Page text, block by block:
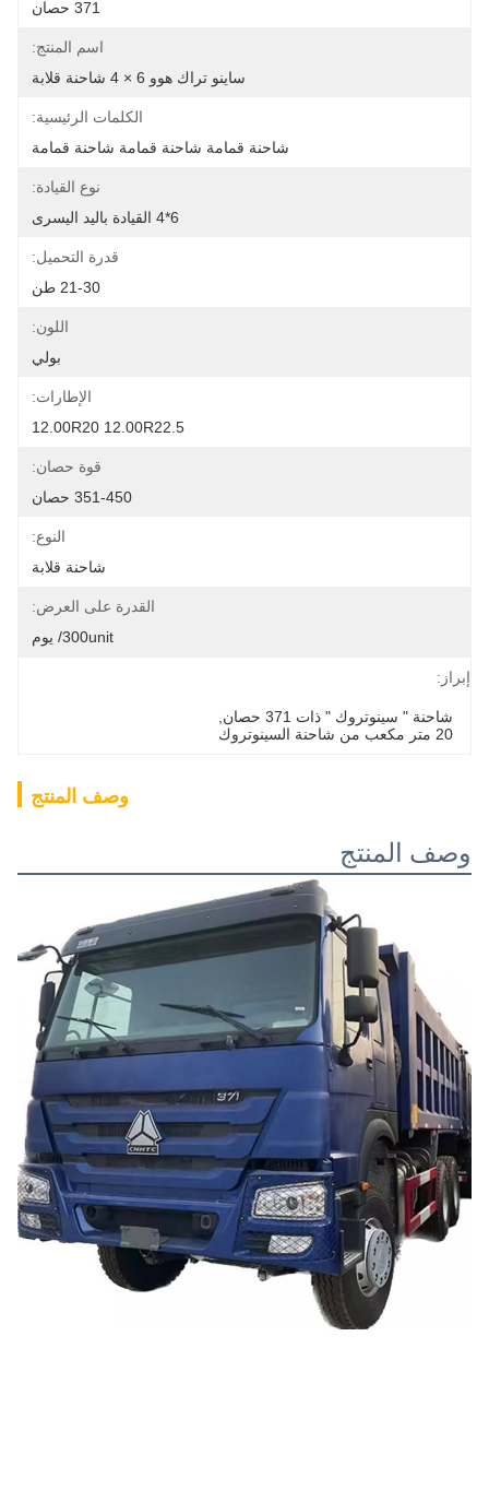
371 حصان
اسم المنتج:
ساينو تراك هوو 6 × 4 شاحنة قلابة
الكلمات الرئيسية:
شاحنة قمامة شاحنة قمامة شاحنة قمامة
نوع القيادة:
6*4 القيادة باليد اليسرى
قدرة التحميل:
21-30 طن
اللون:
بولي
الإطارات:
12.00R20 12.00R22.5
قوة حصان:
351-450 حصان
النوع:
شاحنة قلابة
القدرة على العرض:
300unit/ يوم
إبراز:
شاحنة " سينوتروك " ذات 371 حصان
20 متر مكعب من شاحنة السينوتروك
وصف المنتج
وصف المنتج